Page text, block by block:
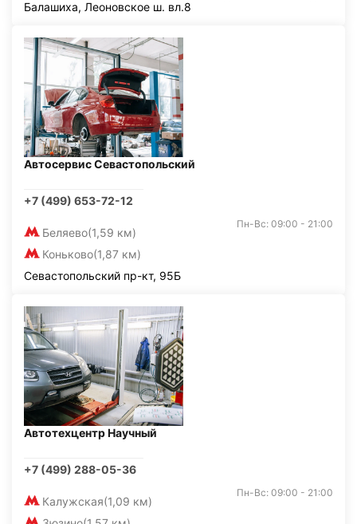
Балашиха, Леоновское ш. вл.8
Автосервис Севастопольский
+7 (499) 653-72-12
Беляево(1,59 км)
Коньково(1,87 км)
Пн-Вс: 09:00 - 21:00
Севастопольский пр-кт, 95Б
Автотехцентр Научный
+7 (499) 288-05-36
Калужская(1,09 км)
Пн-Вс: 09:00 - 21:00